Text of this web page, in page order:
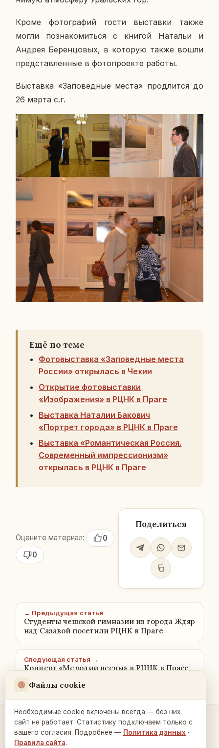
Кроме фо­то­гра­фий гости вы­став­ки также
могли по­зна­ко­мить­ся с книгой На­та­льи и
Андрея Бе­рен­цо­вых, в ко­то­рую также вошли
пред­став­лен­ные в фо­то­про­ек­те работы.
Вы­став­ка «За­по­вед­ные места» про­длит­ся до
26 марта с.г.
Ещё по теме
Фотовыставка «Заповедные места
России» открылась в Чехии
Открытие фотовыставки
«Изображения» в РЦНК в Праге
Выставка Наталии Бакович
«Портрет города» в РЦНК в Праге
Выставка «Романтическая Россия.
Современный импрессионизм»
открылась в РЦНК в Праге
Оцените материал:
0
0
Поделиться
← Предыдущая статья
Студенты чешской гимназии из города Ждяр
над Сазавой посетили РЦНК в Праге
Следующая статья →
Концерт «Мелодии весны» в РЦНК в Праге
Контакты и связь →
Файлы cookie
Необходимые cookie включены всегда — без них
сайт не работает. Статистику подключаем только с
вашего согласия. Подробнее — Политика данных ·
Правила сайта.